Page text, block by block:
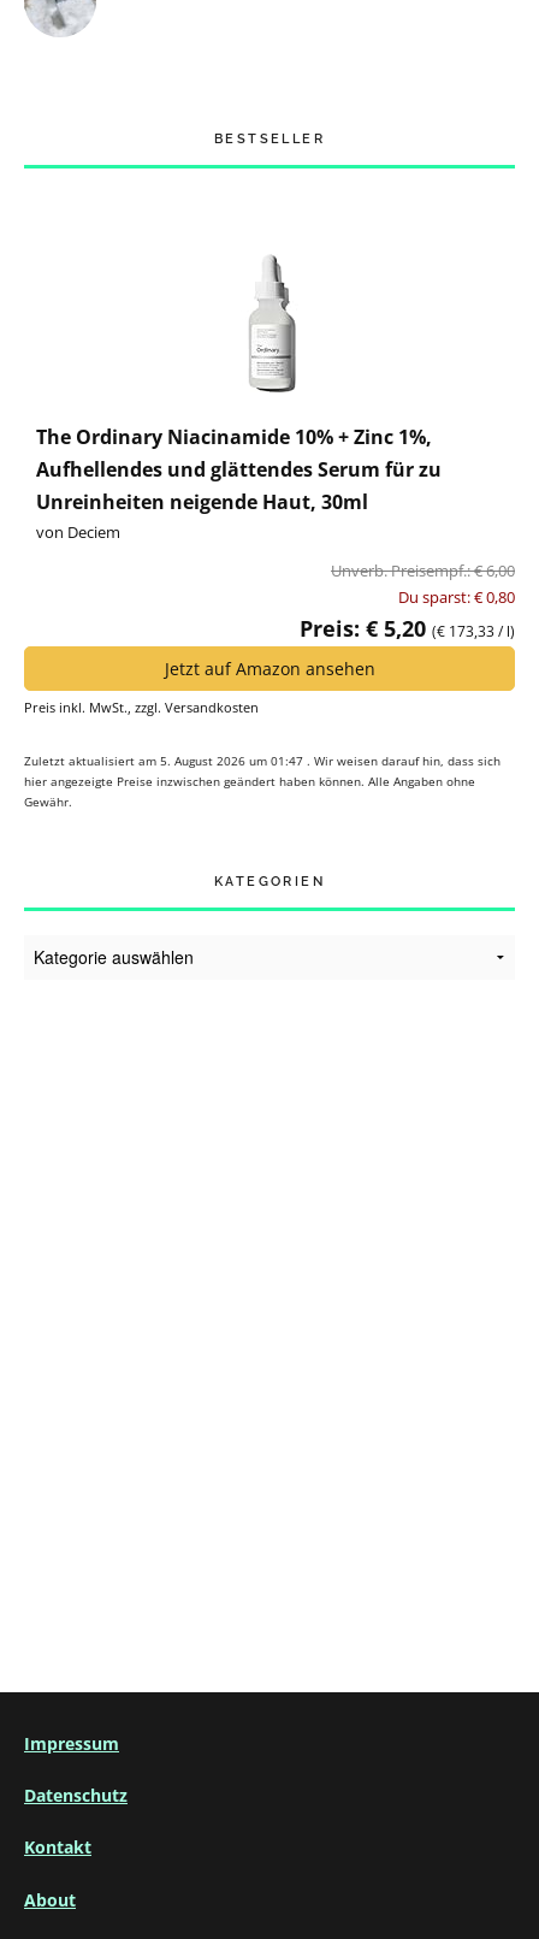
BESTSELLER
The Ordinary Niacinamide 10% + Zinc 1%,
Aufhellendes und glättendes Serum für zu
Unreinheiten neigende Haut, 30ml
von Deciem
Unverb. Preisempf.: € 6,00
Du sparst: € 0,80
Preis: € 5,20 (€ 173,33 / l)
Jetzt auf Amazon ansehen
Preis inkl. MwSt., zzgl. Versandkosten
Zuletzt aktualisiert am 5. August 2026 um 01:47 . Wir weisen darauf hin, dass sich
hier angezeigte Preise inzwischen geändert haben können. Alle Angaben ohne
Gewähr.
KATEGORIEN
Kategorien
Impressum
Datenschutz
Kontakt
About